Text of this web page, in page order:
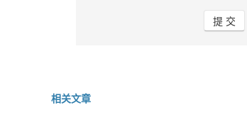
相关文章